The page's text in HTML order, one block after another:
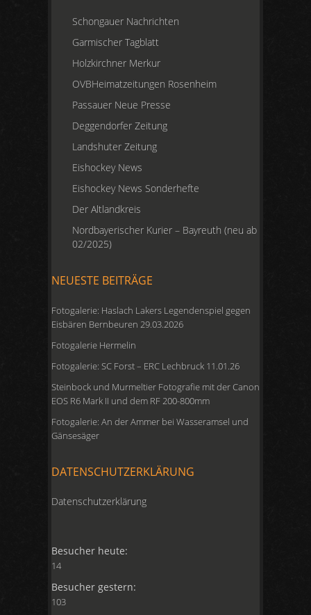
Schongauer Nachrichten
Garmischer Tagblatt
Holzkirchner Merkur
OVBHeimatzeitungen Rosenheim
Passauer Neue Presse
Deggendorfer Zeitung
Landshuter Zeitung
Eishockey News
Eishockey News Sonderhefte
Der Altlandkreis
Nordbayerischer Kurier – Bayreuth (neu ab
02/2025)
NEUESTE BEITRÄGE
Fotogalerie: Haslach Lakers Legendenspiel gegen
Eisbären Bernbeuren 29.03.2026
Fotogalerie Hermelin
Fotogalerie: SC Forst – ERC Lechbruck 11.01.26
Steinbock und Murmeltier Fotografie mit der Canon
EOS R6 Mark II und dem RF 200-800mm
Fotogalerie: An der Ammer bei Wasseramsel und
Gänsesäger
DATENSCHUTZERKLÄRUNG
Datenschutzerklärung
Besucher heute:
14
Besucher gestern:
103